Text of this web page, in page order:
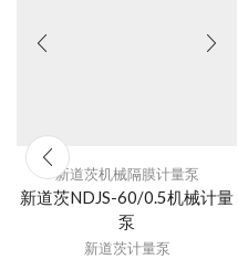
新道茨机械隔膜计量泵
新道茨NDJS-60/0.5机械计量
泵
新道茨计量泵